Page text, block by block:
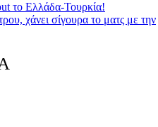
το Ελλάδα-Τουρκία!
χάνει σίγουρα το ματς με την